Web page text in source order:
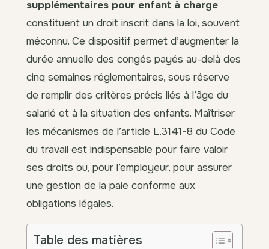
supplémentaires pour enfant à charge
constituent un droit inscrit dans la loi, souvent
méconnu. Ce dispositif permet d’augmenter la
durée annuelle des congés payés au-delà des
cinq semaines réglementaires, sous réserve
de remplir des critères précis liés à l’âge du
salarié et à la situation des enfants. Maîtriser
les mécanismes de l’article L.3141-8 du Code
du travail est indispensable pour faire valoir
ses droits ou, pour l’employeur, pour assurer
une gestion de la paie conforme aux
obligations légales.
Table des matières